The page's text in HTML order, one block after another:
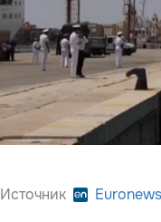
Источник Euronews